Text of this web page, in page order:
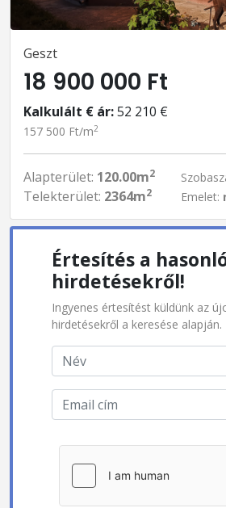
Geszt
18 900 000 Ft
Kalkulált € ár:52 210 €
157 500 Ft/m2
Alapterület: 120.00m2
Telekterület: 2364m2
Emelet:
Értesítés a
hirdetésekről!
Ingyenes értesítést küldünk az
hirdetésekről a keresése alapján.